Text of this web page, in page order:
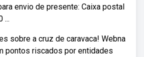
envio de presente: Caixa postal
...
sobre a cruz de caravaca! Webna
pontos riscados por entidades